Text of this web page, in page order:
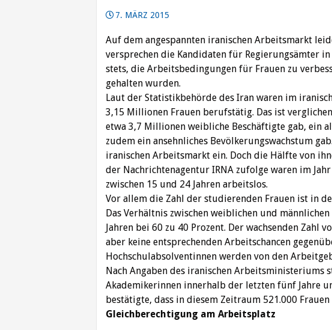
7. MÄRZ 2015
Auf dem angespannten iranischen Arbeitsmarkt
versprechen die Kandidaten für Regierungsämter
stets, die Arbeitsbedingungen für Frauen zu
gehalten wurden.
Laut der Statistikbehörde des Iran waren im
3,15 Millionen Frauen berufstätig. Das ist
etwa 3,7 Millionen weibliche Beschäftigte gab, ein
zudem ein ansehnliches Bevölkerungswachstum
iranischen Arbeitsmarkt ein. Doch die Hälfte von
der Nachrichtenagentur IRNA zufolge waren im
zwischen 15 und 24 Jahren arbeitslos.
Vor allem die Zahl der studierenden Frauen ist in
Das Verhältnis zwischen weiblichen und
Jahren bei 60 zu 40 Prozent. Der wachsenden Zahl
aber keine entsprechenden Arbeitschancen
Hochschulabsolventinnen werden von den
Nach Angaben des iranischen Arbeitsministeriums
Akademikerinnen innerhalb der letzten fünf Jahre
bestätigte, dass in diesem Zeitraum 521.000
Gleichberechtigung am Arbeitsplatz